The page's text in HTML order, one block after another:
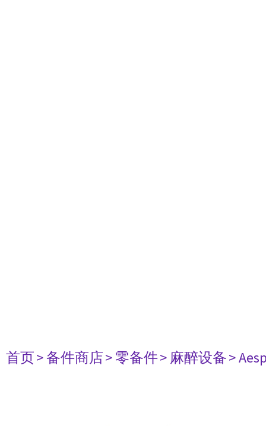
首页> 备件商店> 零备件> 麻醉设备>